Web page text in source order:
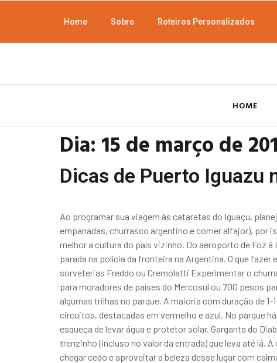
Home Sobre Roteiros Personalizados
HOME
Dia: 15 de março de
Dicas de Puerto Iguazu
Ao programar sua viagem às cataratas do Iguaçu,
empanadas, churrasco argentino e comer alfajor), por
melhor a cultura do país vizinho. Do aeroporto de Foz
parada na polícia da fronteira na Argentina. O que
sorveterias Freddo ou Cremolatti Experimentar o
para moradores de países do Mercosul ou 700 pesos
algumas trilhas no parque. A maioria com duração de
circuitos, destacadas em vermelho e azul. No parque
esqueça de levar água e protetor solar. Garganta do
trenzinho (incluso no valor da entrada) que leva até lá.
chegar cedo e aproveitar a beleza desse lugar com